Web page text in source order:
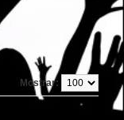
Mostrar: